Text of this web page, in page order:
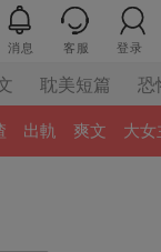
消息 客服 登录
耽美短篇 恐
出軌 爽文 大女